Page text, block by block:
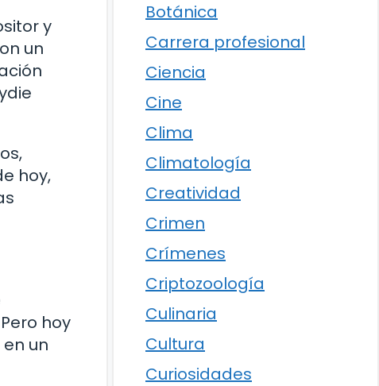
y
un
hoy,
hoy
un
Botánica
Carrera profesional
Ciencia
Cine
Clima
Climatología
Creatividad
Crimen
Crímenes
Criptozoología
Culinaria
Cultura
Curiosidades